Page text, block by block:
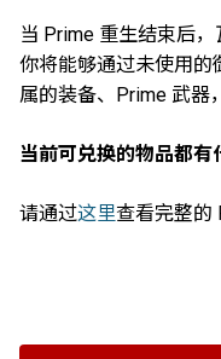
当 Prime 重生结束后
你将能够通过未使用的
属的装备、Prime 武器
当前可兑换的物品都有
请通过这里查看完整的